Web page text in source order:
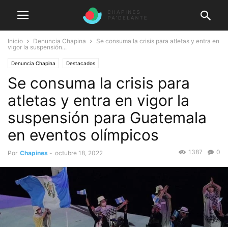
Inicio Denuncia Chapina
Se consuma la crisis para atletas y entra en
vigor la suspensión...
Denuncia Chapina Destacados
Se consuma la crisis para
atletas y entra en vigor la
suspensión para Guatemala
en eventos olímpicos
Por Chapines - octubre 18, 2022 0
1387